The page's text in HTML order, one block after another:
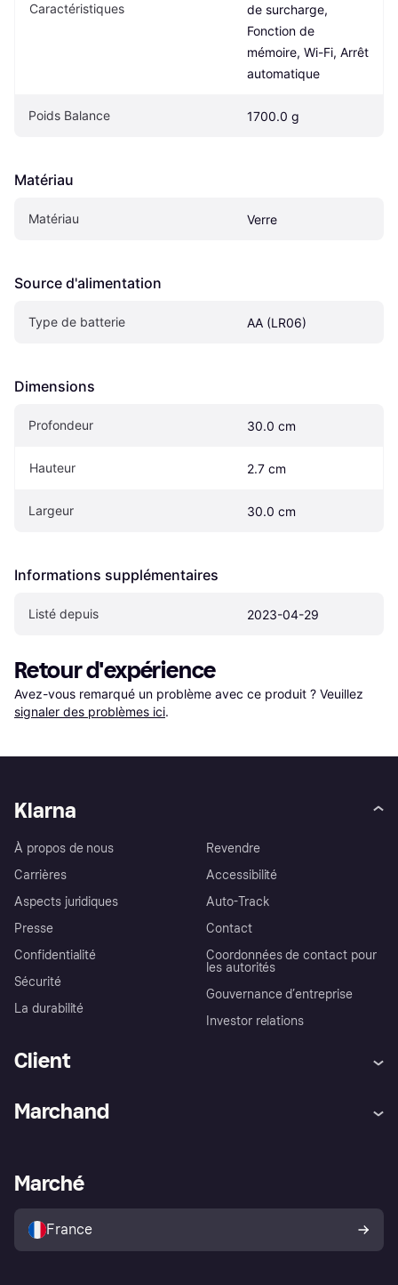
Caractéristiques
de surcharge,
Fonction de
mémoire, Wi-Fi, Arrêt
automatique
Poids Balance 1700.0 g
Matériau
Matériau Verre
Source d'alimentation
Type de batterie AA (LR06)
Dimensions
Profondeur 30.0 cm
Hauteur 2.7 cm
Largeur 30.0 cm
Informations supplémentaires
Listé depuis 2023-04-29
Retour d'expérience
Avez-vous remarqué un problème avec ce produit ? Veuillez
signaler des problèmes ici.
Klarna
À propos de nous
Carrières
Aspects juridiques
Presse
Confidentialité
Sécurité
La durabilité
Revendre
Accessibilité
Auto-Track
Contact
Coordonnées de contact pour
les autorités
Gouvernance d’entreprise
Investor relations
Client
Explorez les magasins
Politique de protection de
l’acheteur Klarna
Marchand
Portail Marchand
Marché
France